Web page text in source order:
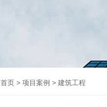
首页 > 项目案例 > 建筑工程